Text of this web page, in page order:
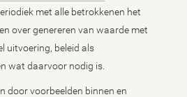
met alle betrokkenen het
over genereren van waarde met
uitvoering, beleid als
wat daarvoor nodig is.
door voorbeelden binnen en